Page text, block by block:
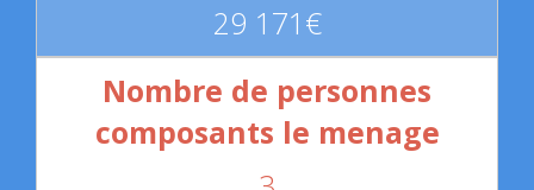
29 171€